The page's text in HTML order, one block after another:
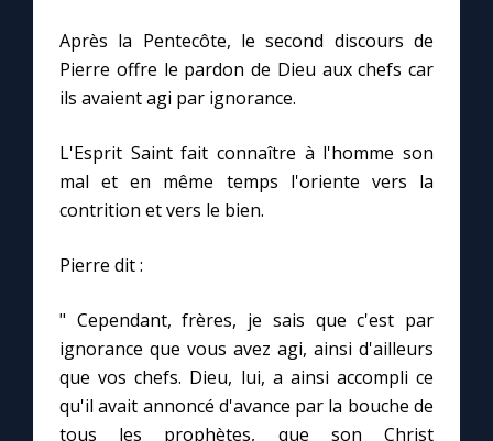
Prier au quotidien
Avec Thérèse de Lisieux
L'Évangile chaque jour
Me consacrer à Jésus par Marie
Mes intentions de prière
Après la Pentecôte, le second discours de
Pierre offre le pardon de Dieu aux chefs car
ils avaient agi par ignorance.
L'Esprit Saint fait connaître à l'homme son
mal et en même temps l'oriente vers la
contrition et vers le bien.
Pierre dit :
" Cependant, frères, je sais que c'est par
ignorance que vous avez agi, ainsi d'ailleurs
que vos chefs. Dieu, lui, a ainsi accompli ce
qu'il avait annoncé d'avance par la bouche de
tous les prophètes, que son Christ